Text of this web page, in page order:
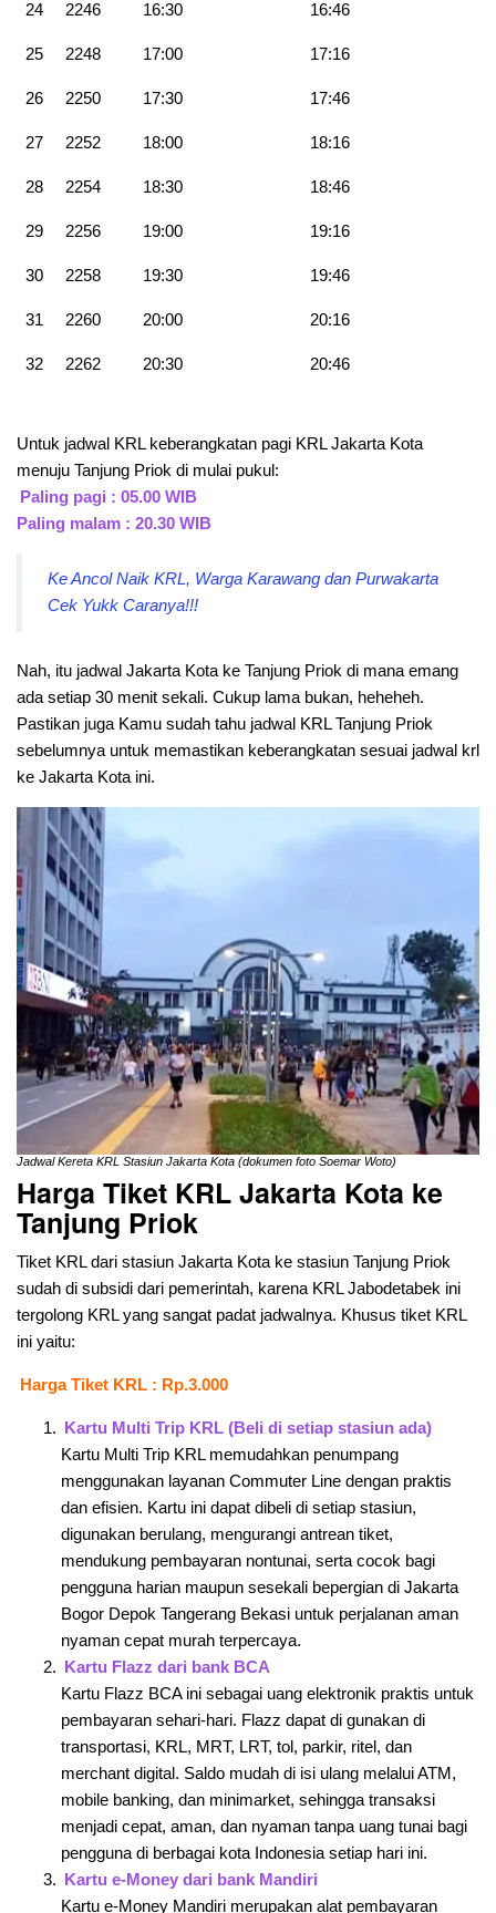
24 2246 16:30 16:46
25 2248 17:00 17:16
26 2250 17:30 17:46
27 2252 18:00 18:16
28 2254 18:30 18:46
29 2256 19:00 19:16
30 2258 19:30 19:46
31 2260 20:00 20:16
32 2262 20:30 20:46
Untuk jadwal KRL keberangkatan pagi KRL Jakarta Kota
menuju Tanjung Priok di mulai pukul:
Paling pagi : 05.00 WIB
Paling malam : 20.30 WIB
Ke Ancol Naik KRL, Warga Karawang dan Purwakarta
Cek Yukk Caranya!!!
Nah, itu jadwal Jakarta Kota ke Tanjung Priok di mana emang
ada setiap 30 menit sekali. Cukup lama bukan, heheheh.
Pastikan juga Kamu sudah tahu jadwal KRL Tanjung Priok
sebelumnya untuk memastikan keberangkatan sesuai jadwal krl
ke Jakarta Kota ini.
Jadwal Kereta KRL Stasiun Jakarta Kota (dokumen foto Soemar Woto)
Harga Tiket KRL Jakarta Kota ke
Tanjung Priok
Tiket KRL dari stasiun Jakarta Kota ke stasiun Tanjung Priok
sudah di subsidi dari pemerintah, karena KRL Jabodetabek ini
tergolong KRL yang sangat padat jadwalnya. Khusus tiket KRL
ini yaitu:
Harga Tiket KRL : Rp.3.000
Kartu Multi Trip KRL (Beli di setiap stasiun ada)
Kartu Multi Trip KRL memudahkan penumpang
menggunakan layanan Commuter Line dengan praktis
dan efisien. Kartu ini dapat dibeli di setiap stasiun,
digunakan berulang, mengurangi antrean tiket,
mendukung pembayaran nontunai, serta cocok bagi
pengguna harian maupun sesekali bepergian di Jakarta
Bogor Depok Tangerang Bekasi untuk perjalanan aman
nyaman cepat murah terpercaya.
Kartu Flazz dari bank BCA
Kartu Flazz BCA ini sebagai uang elektronik praktis untuk
pembayaran sehari-hari. Flazz dapat di gunakan di
transportasi, KRL, MRT, LRT, tol, parkir, ritel, dan
merchant digital. Saldo mudah di isi ulang melalui ATM,
mobile banking, dan minimarket, sehingga transaksi
menjadi cepat, aman, dan nyaman tanpa uang tunai bagi
pengguna di berbagai kota Indonesia setiap hari ini.
Kartu e-Money dari bank Mandiri
Kartu e-Money Mandiri merupakan alat pembayaran